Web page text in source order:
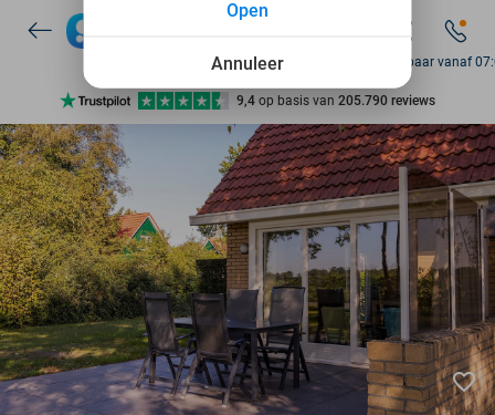
Ontdek 15.000+ deals
7 dagen per week beschikbaar
10+ miljoen leden
9,4 op basis van205.790 reviews
Ontdek 15.000+ deals
7 dagen per week beschikbaar
10+ miljoen leden
Bereikbaar vanaf
favorite_border
Annuleer
Open